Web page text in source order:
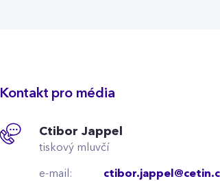
Kontakt pro média
Ctibor Jappel
tiskový mluvčí
e-mail: